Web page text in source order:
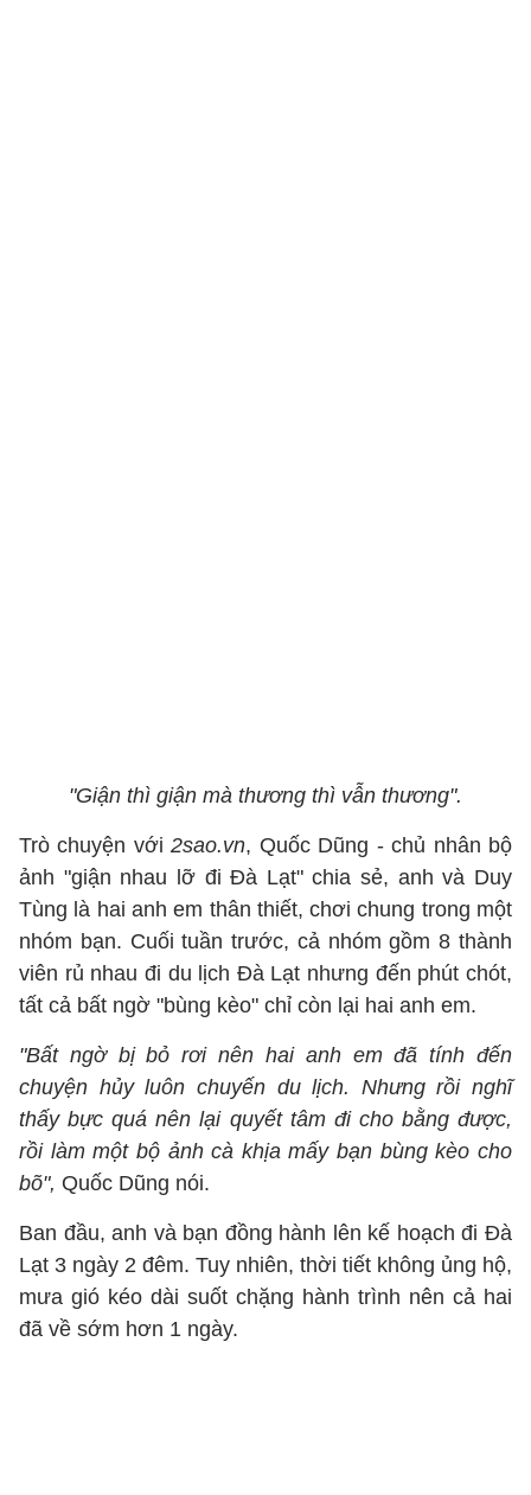
"Giận thì giận mà thương thì vẫn thương".
Trò chuyện với2sao.vn, Quốc Dũng - chủ nhân bộ
ảnh "giận nhau lỡ đi Đà Lạt" chia sẻ, anh và Duy
Tùng là hai anh em thân thiết, chơi chung trong một
nhóm bạn. Cuối tuần trước, cả nhóm gồm 8 thành
viên rủ nhau đi du lịch Đà Lạt nhưng đến phút chót,
tất cả bất ngờ "bùng kèo" chỉ còn lại hai anh em.
"Bất ngờ bị bỏ rơi nên hai anh em đã tính đến
chuyện hủy luôn chuyến du lịch. Nhưng rồi nghĩ
thấy bực quá nên lại quyết tâm đi cho bằng được,
rồi làm một bộ ảnh cà khịa mấy bạn bùng kèo cho
bõ", Quốc Dũng nói.
Ban đầu, anh và bạn đồng hành lên kế hoạch đi Đà
Lạt 3 ngày 2 đêm. Tuy nhiên, thời tiết không ủng hộ,
mưa gió kéo dài suốt chặng hành trình nên cả hai
đã về sớm hơn 1 ngày.